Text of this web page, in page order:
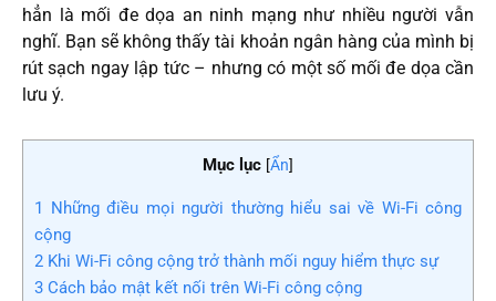
hẳn là mối đe dọa an ninh mạng như nhiều người vẫn
nghĩ. Bạn sẽ không thấy tài khoản ngân hàng của mình bị
rút sạch ngay lập tức – nhưng có một số mối đe dọa cần
lưu ý.
Mục lục [Ẩn]
1 Những điều mọi người thường hiểu sai về Wi-Fi công
cộng
2 Khi Wi-Fi công cộng trở thành mối nguy hiểm thực sự
3 Cách bảo mật kết nối trên Wi-Fi công cộng